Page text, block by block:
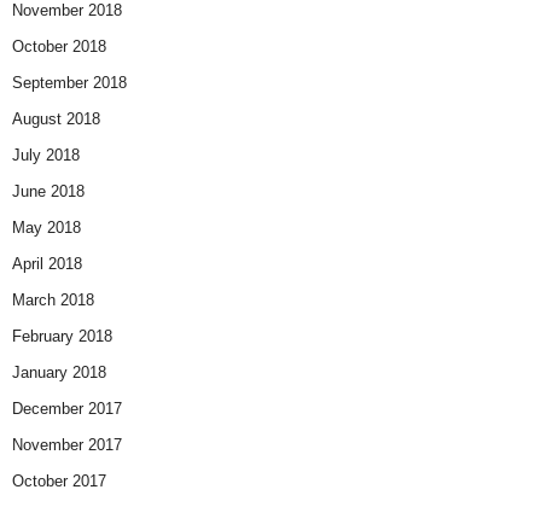
November 2018
October 2018
September 2018
August 2018
July 2018
June 2018
May 2018
April 2018
March 2018
February 2018
January 2018
December 2017
November 2017
October 2017